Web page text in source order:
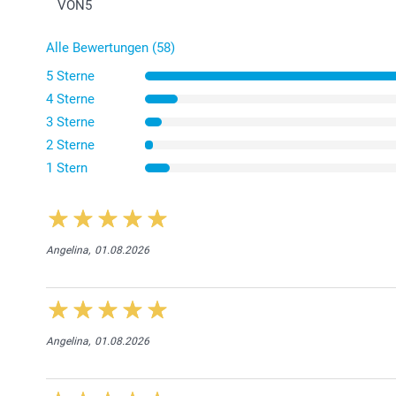
VON 5
Alle Bewertungen (58)
5 Sterne
4 Sterne
3 Sterne
2 Sterne
1 Stern
Angelina, 01.08.2026
Angelina, 01.08.2026